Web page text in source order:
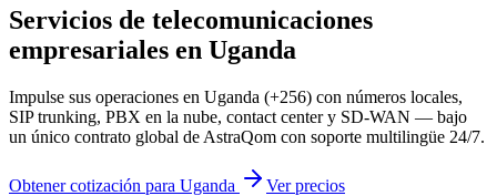
Servicios de telecomunicaciones
empresariales en Uganda
Impulse sus operaciones en Uganda (+256) con números locales,
SIP trunking, PBX en la nube, contact center y SD-WAN — bajo
un único contrato global de AstraQom con soporte multilingüe 24/7.
Obtener cotización para Uganda Ver precios